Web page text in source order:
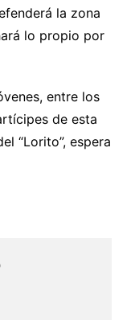
la zona
lo propio por
entre los
de esta
“Lorito”, espera